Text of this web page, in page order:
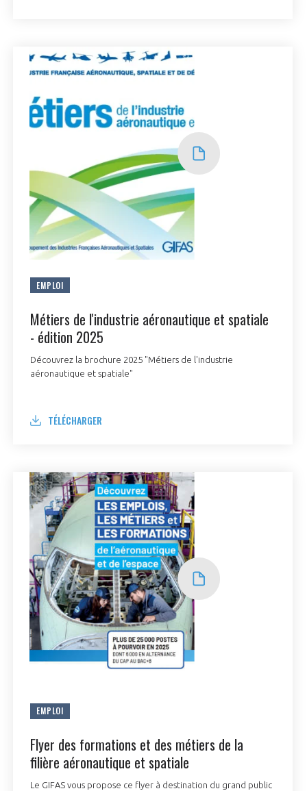
EMPLOI
Métiers de l'industrie aéronautique et spatiale
- édition 2025
Découvrez la brochure 2025 "Métiers de l'industrie
aéronautique et spatiale"
TÉLÉCHARGER
EMPLOI
Flyer des formations et des métiers de la
filière aéronautique et spatiale
Le GIFAS vous propose ce flyer à destination du grand public